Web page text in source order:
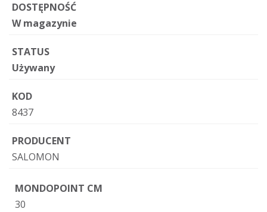
DOSTĘPNOŚĆ
W magazynie
STATUS
Używany
KOD
8437
PRODUCENT
SALOMON
MONDOPOINT CM
30